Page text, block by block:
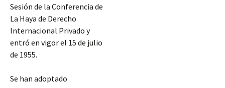
Sesión de la Conferencia de
La Haya de Derecho
Internacional Privado y
entró en vigor el 15 de julio
de 1955.
Se han adoptado